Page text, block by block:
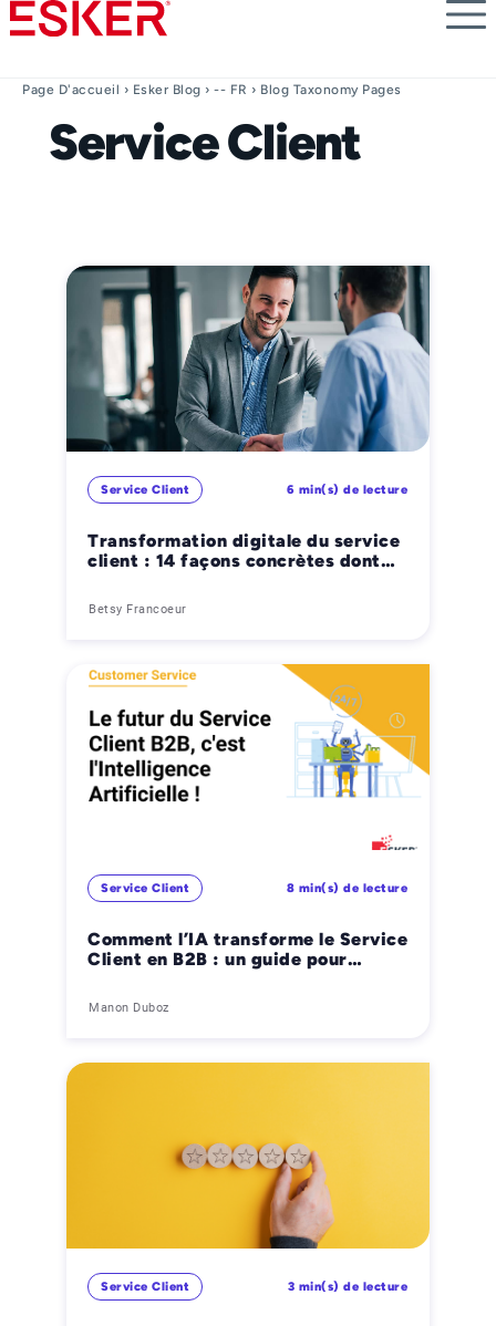
Skip
to
content
Page D'accueil › Esker Blog › -- FR › Blog Taxonomy Pages
Service Client
Service Client
Transformation digitale du service
client : 14 façons concrètes dont
Betsy Francoeur
6 min(s) de lecture
Service Client
Comment l’IA transforme le Service
Client en B2B : un guide pour
Manon Duboz
8 min(s) de lecture
Service Client 3 min(s) de lecture